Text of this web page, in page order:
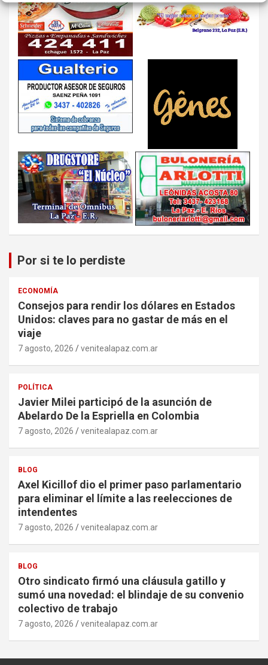
Por si te lo perdiste
ECONOMÍA
Consejos para rendir los dólares en Estados
Unidos: claves para no gastar de más en el
viaje
7 agosto, 2026 venitealapaz.com.ar
POLÍTICA
Javier Milei participó de la asunción de
Abelardo De la Espriella en Colombia
7 agosto, 2026 venitealapaz.com.ar
BLOG
Axel Kicillof dio el primer paso parlamentario
para eliminar el límite a las reelecciones de
intendentes
7 agosto, 2026 venitealapaz.com.ar
BLOG
Otro sindicato firmó una cláusula gatillo y
sumó una novedad: el blindaje de su convenio
colectivo de trabajo
7 agosto, 2026 venitealapaz.com.ar